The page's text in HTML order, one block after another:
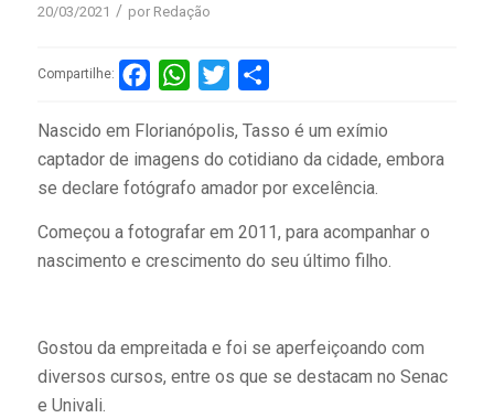
20/03/2021 / por Redação
Compartilhe: FacebookWhatsApp
Twitter
Nascido em Florianópolis, Tasso é um exímio
captador de imagens do cotidiano da cidade, embora
se declare fotógrafo amador por excelência.
Começou a fotografar em 2011, para acompanhar o
nascimento e crescimento do seu último filho.
Gostou da empreitada e foi se aperfeiçoando com
diversos cursos, entre os que se destacam no Senac
e Univali.